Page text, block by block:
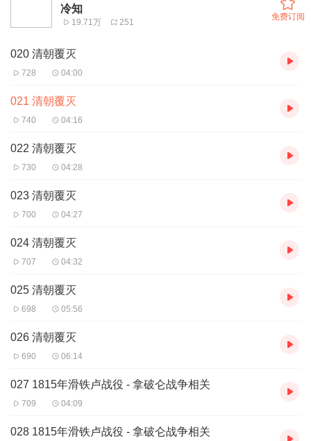
冷知
19.71万 251
免费订阅
020 清朝覆灭
728 04:00
021 清朝覆灭
740 04:16
022 清朝覆灭
730 04:28
023 清朝覆灭
700 04:27
024 清朝覆灭
707 04:32
025 清朝覆灭
698 05:56
026 清朝覆灭
690 06:14
027 1815年滑铁卢战役 - 拿破仑战争相关
709 04:09
028 1815年滑铁卢战役 - 拿破仑战争相关